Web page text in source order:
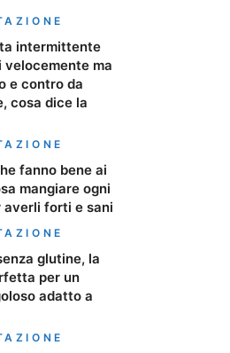
intermittente
velocemente ma
e contro da
cosa dice la
fanno bene ai
mangiare ogni
averli forti e sani
glutine, la
per un
adatto a